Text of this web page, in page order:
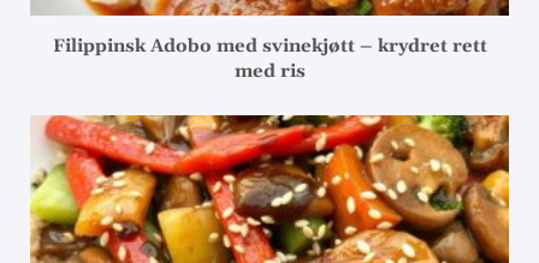
Filippinsk Adobo med svinekjøtt – krydret rett
med ris